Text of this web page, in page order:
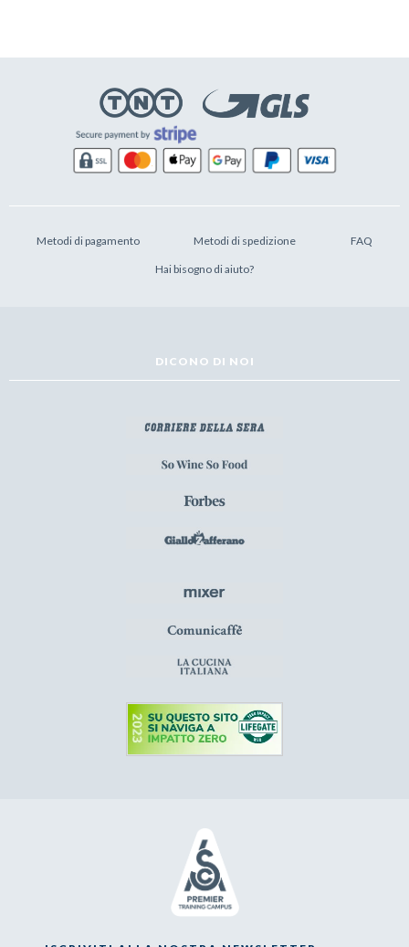
Metodi di pagamento Metodi di spedizione FAQ
Hai bisogno di aiuto?
DICONO DI NOI